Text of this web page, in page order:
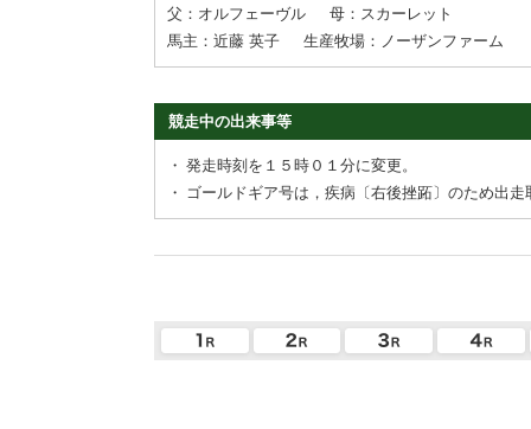
父：オルフェーヴル
母：スカーレット
馬主：近藤 英子
生産牧場：ノーザンファーム
競走中の出来事等
・ 発走時刻を１５時０１分に変更。
・
ゴールドギア号は，疾病〔右後挫跖〕のため出走